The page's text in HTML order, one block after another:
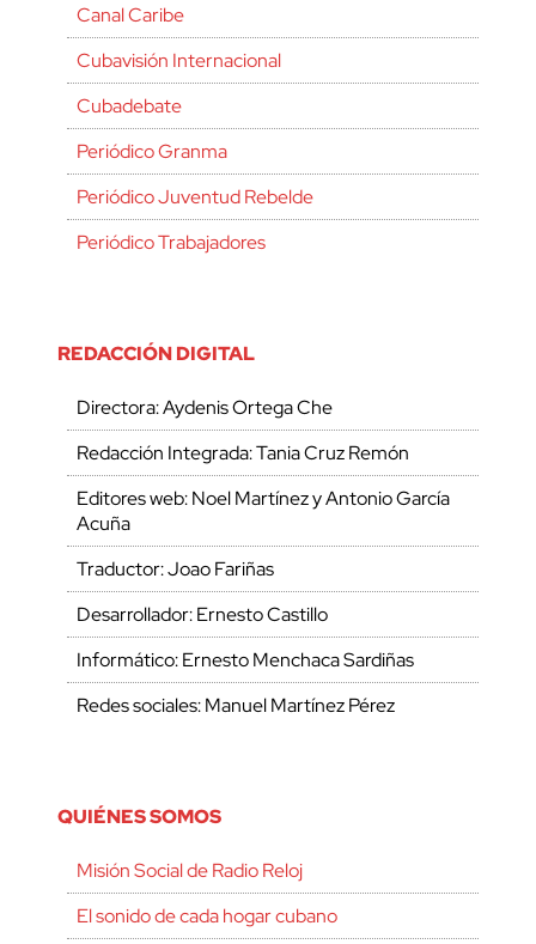
Canal Caribe
Cubavisión Internacional
Cubadebate
Periódico Granma
Periódico Juventud Rebelde
Periódico Trabajadores
REDACCIÓN DIGITAL
Directora: Aydenis Ortega Che
Redacción Integrada: Tania Cruz Remón
Editores web: Noel Martínez y Antonio García
Acuña
Traductor: Joao Fariñas
Desarrollador: Ernesto Castillo
Informático: Ernesto Menchaca Sardiñas
Redes sociales: Manuel Martínez Pérez
QUIÉNES SOMOS
Misión Social de Radio Reloj
El sonido de cada hogar cubano